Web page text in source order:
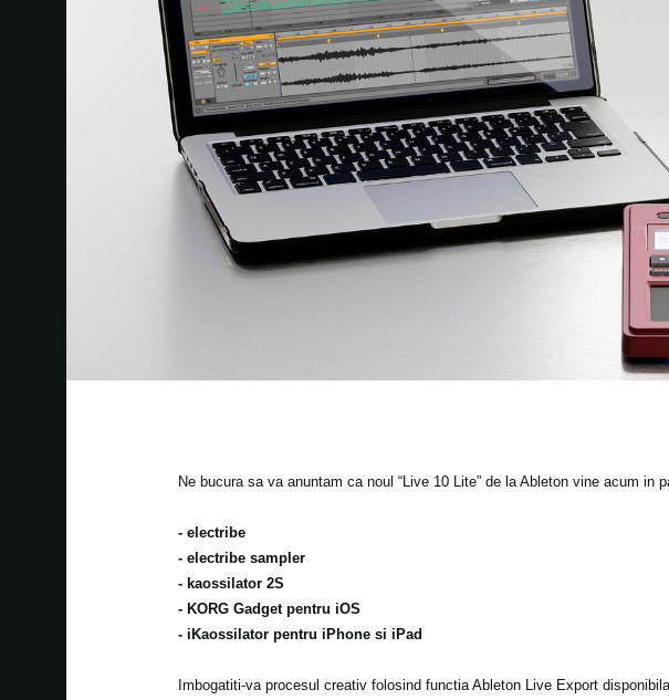
Ne bucura sa va anuntam ca noul “Live 10 Lite” de la Ableton vine acum in
- electribe
- electribe sampler
- kaossilator 2S
- KORG Gadget pentru iOS
- iKaossilator pentru iPhone si iPad
Imbogatiti-va procesul creativ folosind functia Ableton Live Export